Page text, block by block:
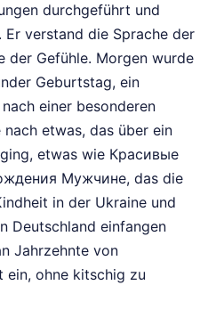
durchgeführt und
Er verstand die Sprache der
der Gefühle. Morgen wurde
Geburtstag, ein
einer besonderen
etwas, das über ein
etwas wie Красивые
Мужчине, das die
in der Ukraine und
Deutschland einfangen
Jahrzehnte von
ohne kitschig zu